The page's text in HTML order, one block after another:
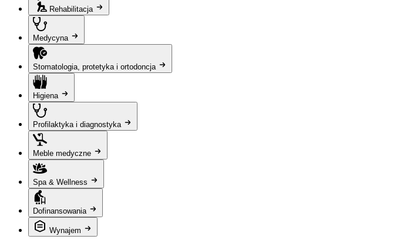
Rehabilitacja
Medycyna
Stomatologia, protetyka i ortodoncja
Higiena
Profilaktyka i diagnostyka
Meble medyczne
Spa & Wellness
Dofinansowania
Wynajem